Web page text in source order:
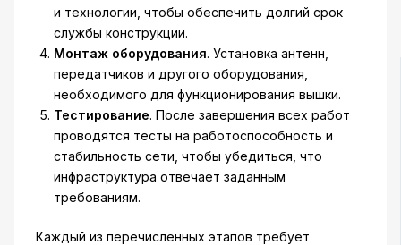
и технологии, чтобы обеспечить долгий срок
службы конструкции.
Монтаж оборудования. Установка антенн,
передатчиков и другого оборудования,
необходимого для функционирования вышки.
Тестирование. После завершения всех работ
проводятся тесты на работоспособность и
стабильность сети, чтобы убедиться, что
инфраструктура отвечает заданным
требованиям.
Каждый из перечисленных этапов требует